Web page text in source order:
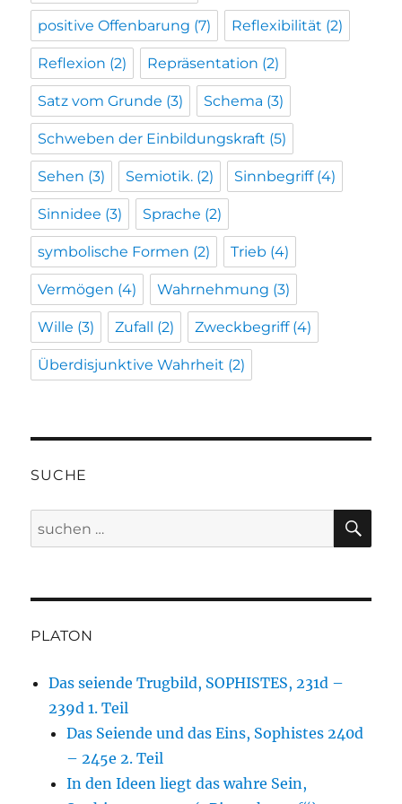
positive Offenbarung (7) Reflexibilität (2)
Reflexion (2) Repräsentation (2)
Satz vom Grunde (3) Schema (3)
Schweben der Einbildungskraft (5)
Sehen (3) Semiotik. (2) Sinnbegriff(4)
Sinnidee (3) Sprache (2)
symbolische Formen (2) Trieb (4)
Vermögen (4) Wahrnehmung (3)
Wille (3) Zufall (2) Zweckbegriff(4)
Überdisjunktive Wahrheit (2)
SUCHE
Suche
nach:
PLATON
Das seiende Trugbild, SOPHISTES, 231d –
239d 1. Teil
Das Seiende und das Eins, Sophistes 240d
– 245e 2. Teil
In den Ideen liegt das wahre Sein,